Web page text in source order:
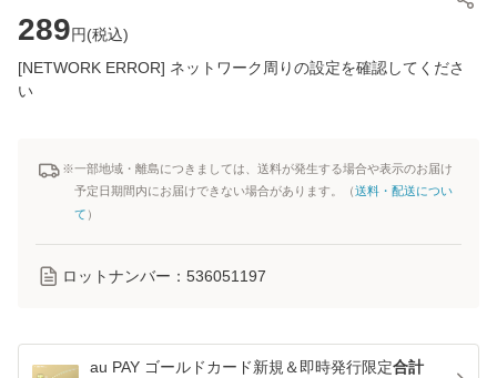
289円(税込)
[NETWORK ERROR] ネットワーク周りの設定を確認してくださ
い
※一部地域・離島につきましては、送料が発生する場合や表示のお届け
予定日期間内にお届けできない場合があります。（送料・配送につい
て ）
ロットナンバー： 536051197
au PAY ゴールドカード新規＆即時発行限定合計